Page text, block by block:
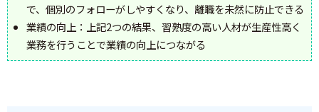
で、個別のフォローがしやすくなり、離職を未然に防止できる
業績の向上：上記2つの結果、習熟度の高い人材が生産性高く
業務を行うことで業績の向上につながる